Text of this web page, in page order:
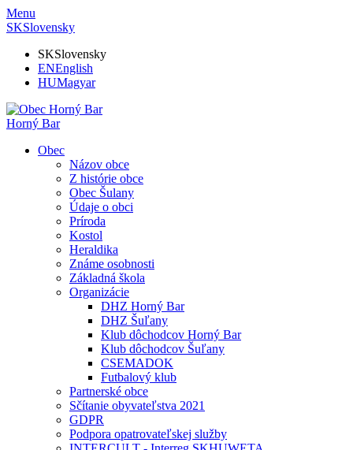
Menu
SKSlovensky
SKSlovensky
ENEnglish
HUMagyar
Horný Bar
Obec
Názov obce
Z histórie obce
Obec Šulany
Údaje o obci
Príroda
Kostol
Heraldika
Známe osobnosti
Základná škola
Organizácie
DHZ Horný Bar
DHZ Šuľany
Klub dôchodcov Horný Bar
Klub dôchodcov Šuľany
CSEMADOK
Futbalový klub
Partnerské obce
Sčítanie obyvateľstva 2021
GDPR
Podpora opatrovateľskej služby